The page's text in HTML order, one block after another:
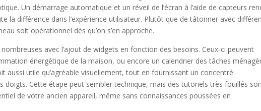
Un démarrage automatique et un réveil de l’écran à l’aide de capteurs
la différence dans l’expérience utilisateur. Plutôt que de tâtonner avec
soit opérationnel dès qu’on s’en approche.
avec l’ajout de widgets en fonction des besoins. Ceux-ci peuvent
énergétique de la maison, ou encore un calendrier des tâches
aussi utile qu’agréable visuellement, tout en fournissant un concentré
doigts. Cette étape peut sembler technique, mais des tutoriels très fouillés
de votre ancien appareil, même sans connaissances poussées en